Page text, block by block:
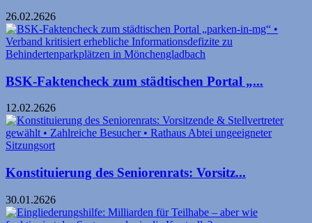
26.02.2626
BSK-Faktencheck zum städtischen Portal „...
12.02.2626
Konstituierung des Seniorenrats: Vorsitz...
30.01.2626